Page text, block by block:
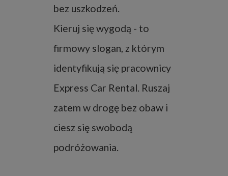
bez uszkodzeń.
Kieruj się wygodą - to
firmowy slogan, z którym
identyfikują się pracownicy
Express Car Rental. Ruszaj
zatem w drogę bez obaw i
ciesz się swobodą
podróżowania.